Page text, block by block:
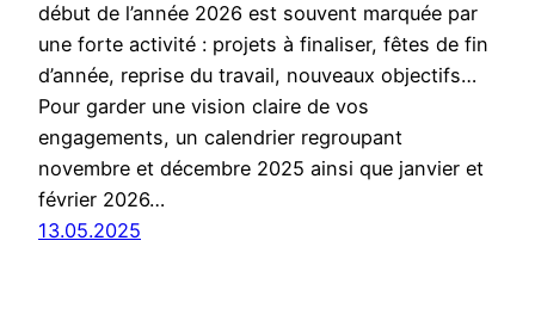
début de l’année 2026 est souvent marquée par
une forte activité : projets à finaliser, fêtes de fin
d’année, reprise du travail, nouveaux objectifs…
Pour garder une vision claire de vos
engagements, un calendrier regroupant
novembre et décembre 2025 ainsi que janvier et
février 2026…
13.05.2025